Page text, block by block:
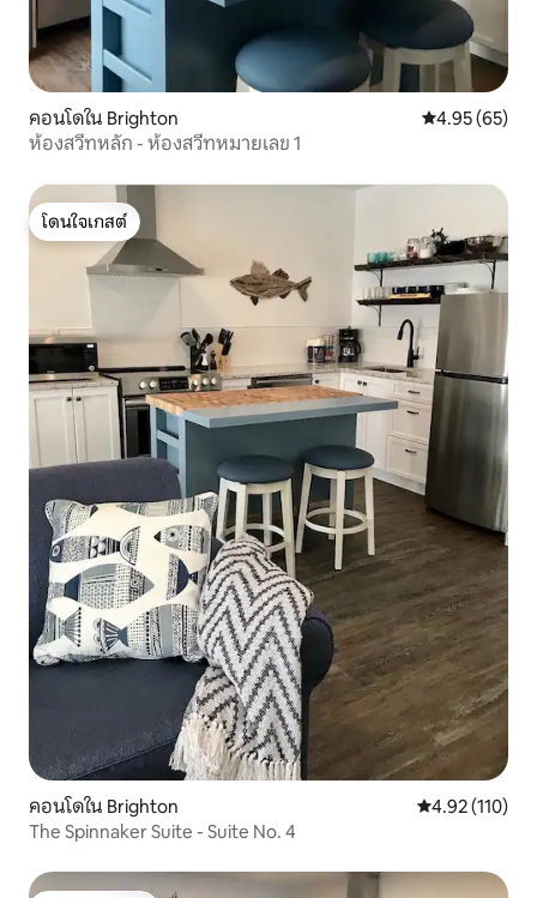
คอนโดใน Brighton คะแนนเฉลี่ย
4.95 (65)
ห้องสวีทหลัก - ห้องสวีทหมายเลข 1
โดนใจเกสต์
โดนใจเกสต์
คอนโดใน Brighton คะแนนเฉลี่ย
4.92 (110)
The Spinnaker Suite - Suite No. 4